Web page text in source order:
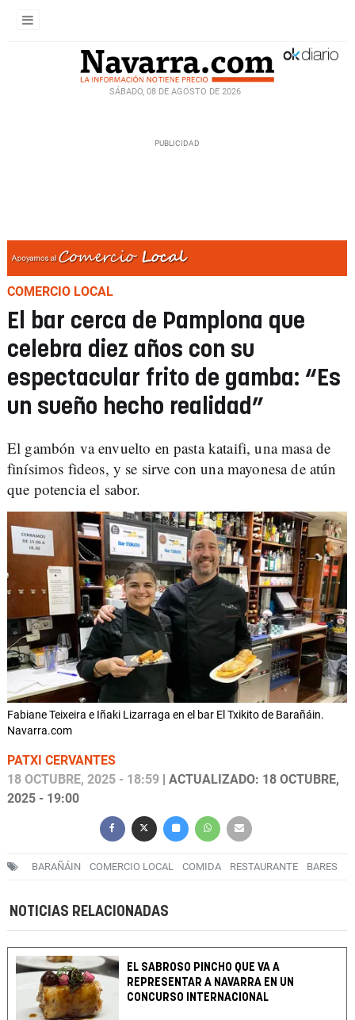
SÁBADO, 08 DE AGOSTO DE 2026
COMERCIO LOCAL
El bar cerca de Pamplona que
celebra diez años con su
espectacular frito de gamba: “Es
un sueño hecho realidad”
El gambón va envuelto en pasta kataifi, una masa de
finísimos fideos, y se sirve con una mayonesa de atún
que potencia el sabor.
Fabiane Teixeira e Iñaki Lizarraga en el bar El Txikito de Barañáin.
Navarra.com
PATXI CERVANTES
18 OCTUBRE, 2025 - 18:59 | ACTUALIZADO: 18 OCTUBRE,
2025 - 19:00
BARAÑÁIN COMERCIO LOCAL COMIDA RESTAURANTE BARES
NOTICIAS RELACIONADAS
EL SABROSO PINCHO QUE VA A
REPRESENTAR A NAVARRA EN UN
CONCURSO INTERNACIONAL